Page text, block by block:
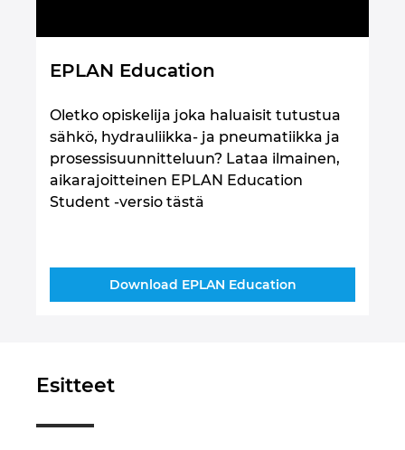
EPLAN Education
Oletko opiskelija joka haluaisit tutustua
sähkö, hydrauliikka- ja pneumatiikka ja
prosessisuunnitteluun? Lataa ilmainen,
aikarajoitteinen EPLAN Education
Student -versio tästä
Download EPLAN Education
Esitteet
Turkki
Ukraina
Uusi-Seelanti
Yhdysvallat